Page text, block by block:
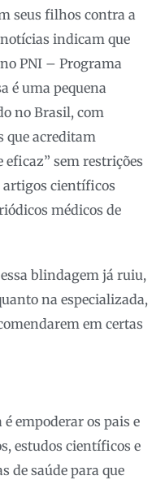
seus filhos contra a
indicam que
PNI – Programa
é uma pequena
no Brasil, com
que acreditam
sem restrições
artigos científicos
médicos de
blindagem já ruiu,
na especializada,
em certas
empoderar os pais e
estudos científicos e
de saúde para que